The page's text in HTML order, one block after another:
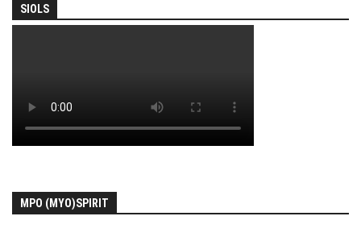
SIOLS
MPO (MYO)SPIRIT